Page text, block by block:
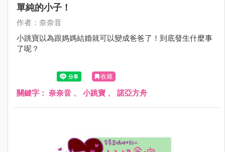
單純的小子！
作者：奈奈音
小跳寶以為跟媽媽結婚就可以變成爸爸了！到底發生什麼事
了呢？
收藏
關鍵字： 奈奈音 、 小跳寶 、 諾亞方舟